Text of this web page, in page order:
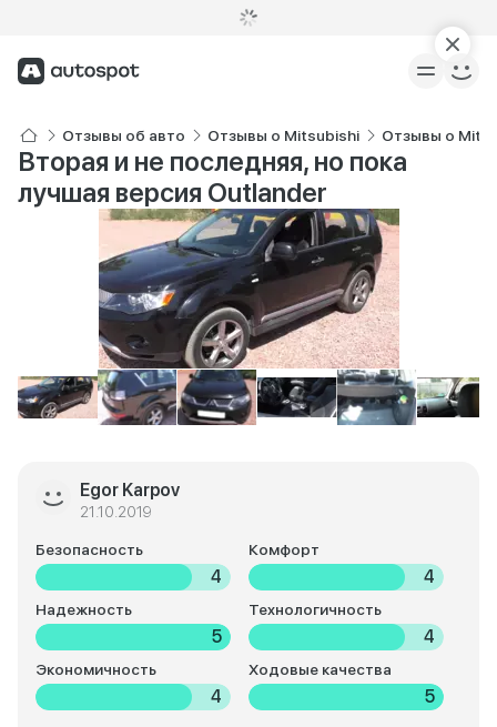
Отзывы об авто Отзывы о Mitsubishi Отзывы о
Вторая и не последняя, но пока
лучшая версия Outlander
Egor Karpov
21.10.2019
Безопасность
4
Комфорт
4
Надежность
5
Технологичность
4
Экономичность
4
Ходовые качества
5